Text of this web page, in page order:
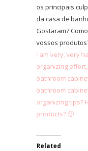
os principais
da casa de
Gostaram?
vossos
I am very, very
organizing
bathroom
bathroom
organizing tips?
products? 🙂
Related